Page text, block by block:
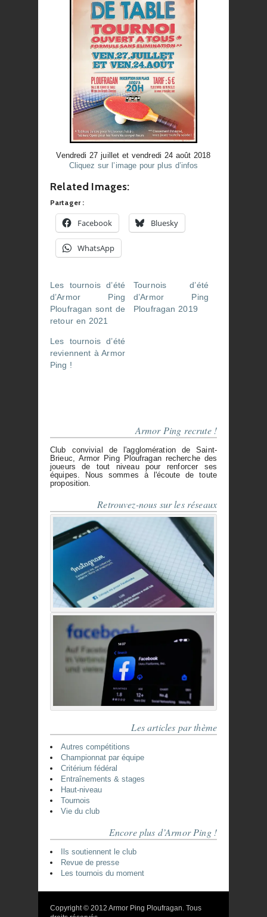
Vendredi 27 juillet et vendredi 24 août 2018
Cliquez sur l’image pour plus d’infos
Related Images:
Partager :
Facebook Bluesky
WhatsApp
Les tournois d’été
d’Armor Ping
Ploufragan sont de
retour en 2021
Tournois d’été
d’Armor Ping
Ploufragan 2019
Les tournois d’été
reviennent à Armor
Ping !
Armor Ping recrute !
Club convivial de l'agglomération de Saint-
Brieuc, Armor Ping Ploufragan recherche des
joueurs de tout niveau pour renforcer ses
équipes. Nous sommes à l'écoute de toute
proposition.
Retrouvez-nous sur les réseaux
Les articles par thème
Autres compétitions
Championnat par équipe
Critérium fédéral
Entraînements & stages
Haut-niveau
Tournois
Vie du club
Encore plus d’Armor Ping !
Ils soutiennent le club
Revue de presse
Les tournois du moment
Copyright © 2012 Armor Ping Ploufragan. Tous